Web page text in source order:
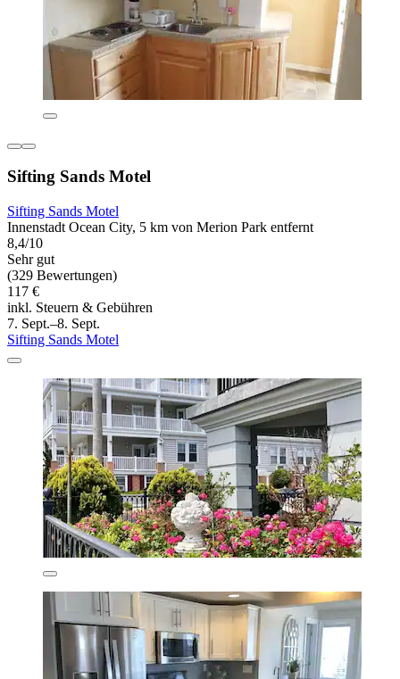
Sifting Sands Motel
Sifting Sands Motel
Innenstadt Ocean City, 5 km von Merion Park entfernt
8,4/10
Sehr gut
(329 Bewertungen)
117 €
inkl. Steuern & Gebühren
7. Sept.–8. Sept.
Sifting Sands Motel